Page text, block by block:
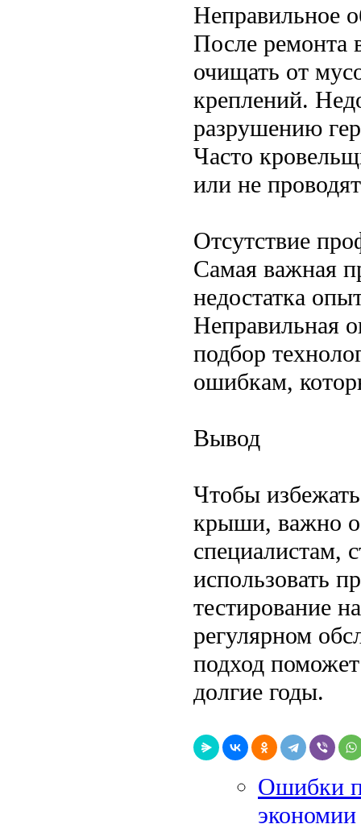
Неправильное
После ремонта
очищать от
креплений.
разрушению
Часто
или не
Отсутствие
Самая важная
недостатка
Неправильная
подбор
ошибкам,
Вывод
Чтобы
крыши, важно
специалистам,
использовать
тестирование
регулярном
подход
долгие годы.
Ошибки
экономии